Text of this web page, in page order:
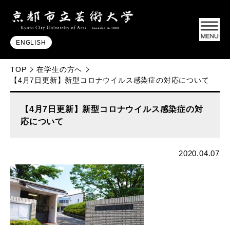
ENGLISH
TOP
在学生の方へ
【4月7日更新】新型コロナウイルス感染症の対応について
【4月7日更新】新型コロナウイルス感染症の対
応について
2020.04.07